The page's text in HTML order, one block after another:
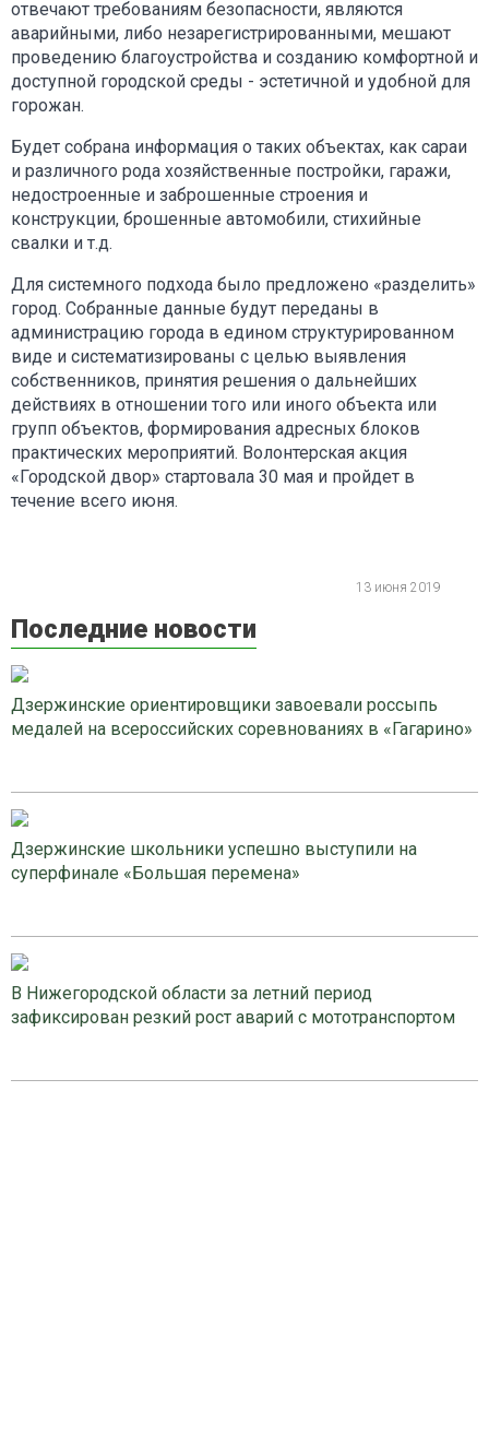
отвечают требованиям безопасности, являются
аварийными, либо незарегистрированными, мешают
проведению благоустройства и созданию комфортной и
доступной городской среды - эстетичной и удобной для
горожан.
Будет собрана информация о таких объектах, как сараи
и различного рода хозяйственные постройки, гаражи,
недостроенные и заброшенные строения и
конструкции, брошенные автомобили, стихийные
свалки и т.д.
Для системного подхода было предложено «разделить»
город. Собранные данные будут переданы в
администрацию города в едином структурированном
виде и систематизированы с целью выявления
собственников, принятия решения о дальнейших
действиях в отношении того или иного объекта или
групп объектов, формирования адресных блоков
практических мероприятий. Волонтерская акция
«Городской двор» стартовала 30 мая и пройдет в
течение всего июня.
13 июня 2019
Последние новости
Дзержинские ориентировщики завоевали россыпь
медалей на всероссийских соревнованиях в «Гагарино»
Дзержинские школьники успешно выступили на
суперфинале «Большая перемена»
В Нижегородской области за летний период
зафиксирован резкий рост аварий с мототранспортом